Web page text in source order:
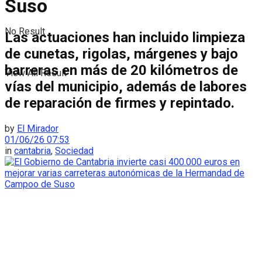
No Result
View All Result
Suso
Las actuaciones han incluido limpieza
de cunetas, rigolas, márgenes y bajo
barreras en más de 20 kilómetros de
vías del municipio, además de labores
de reparación de firmes y repintado.
by El Mirador
01/06/26 07:53
in cantabria, Sociedad